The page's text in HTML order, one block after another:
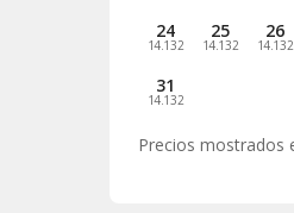
24
14.132
25
14.132
26
14.132
31
14.132
Precios mostrados